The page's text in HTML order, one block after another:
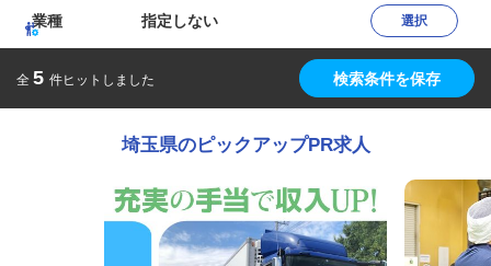
業種 指定しない 選択
全 5 件ヒットしました 検索条件を保存
埼玉県のピックアップPR求人